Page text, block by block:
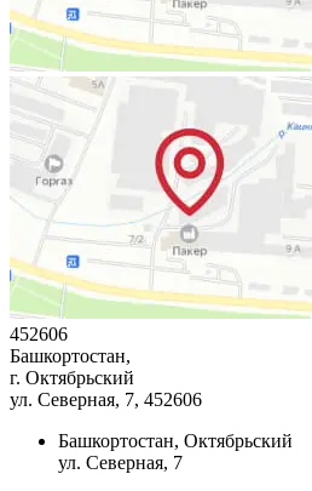
452606
Башкортостан,
г. Октябрьский
ул. Северная, 7, 452606
Башкортостан, Октябрьский
ул. Северная, 7